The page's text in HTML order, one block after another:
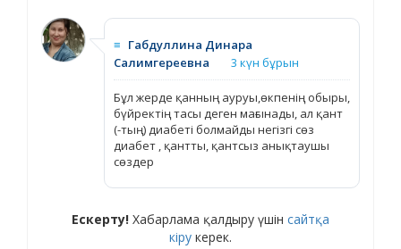
≡ Габдуллина Динара
Салимгереевна
3 күн бұрын
Бұл жерде қанның ауруы,өкпенің обыры,
бүйректің тасы деген мағынады, ал қант
(-тың) диабеті болмайды негізгі сөз
диабет , қантты, қантсыз анықтаушы
сөздер
Ескерту! Хабарлама қалдыру үшін сайтқа
кіру керек.